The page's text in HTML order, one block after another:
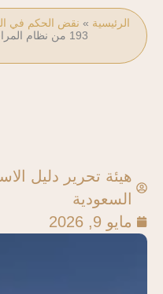
الرئيسية » نقض الحكم في
193 من نظام المرافعات الشرعية السعودي
هيئة تحرير دليل
السعودية
مايو 9, 2026